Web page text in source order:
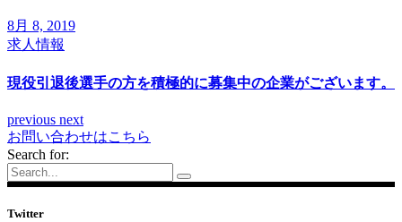
8月 8, 2019
求人情報
現役引退後選手の方を積極的に募集中の企業がございます。
previous next
お問い合わせはこちら
Search for:
Twitter